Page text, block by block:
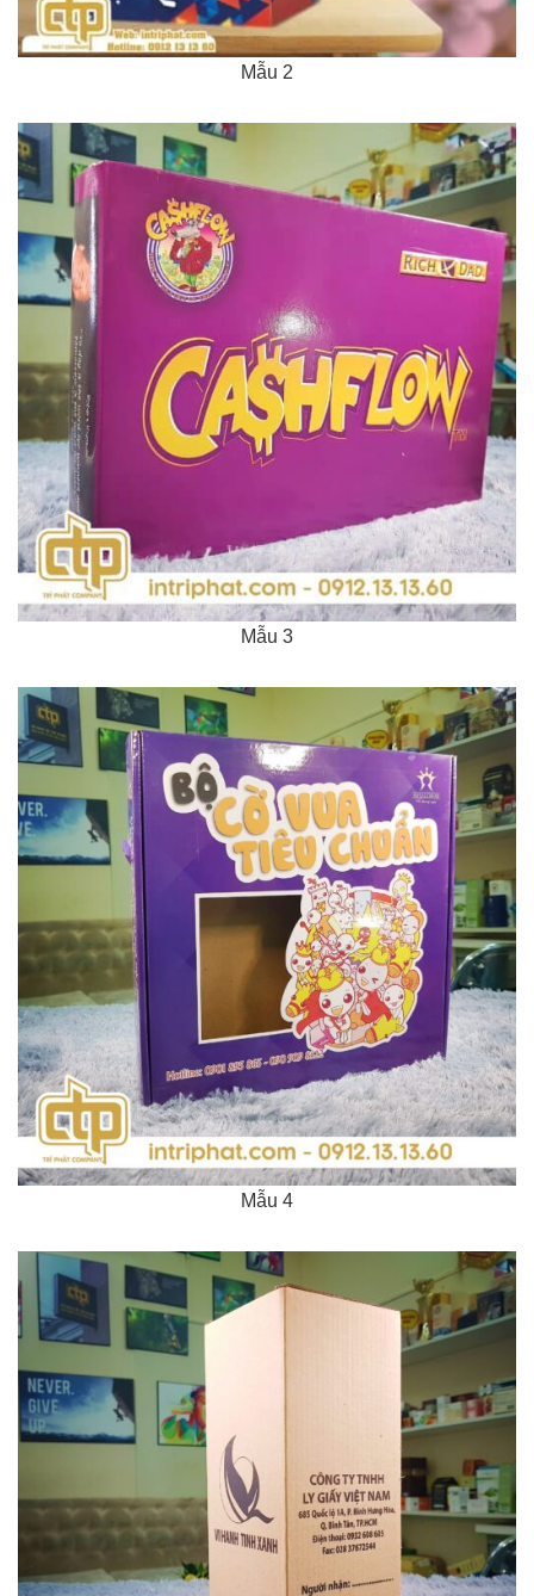
Mẫu 2
Mẫu 3
Mẫu 4